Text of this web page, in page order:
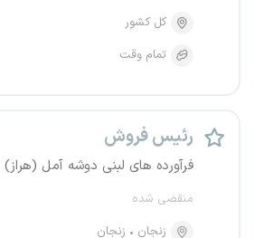
کل کشور
تمام وقت
رئیس فروش
فرآورده های لبنی دوشه آمل (هراز)
منقضی شده
زنجان
زنجان